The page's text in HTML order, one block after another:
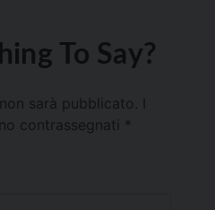
To Say?
sarà pubblicato.
contrassegnati *